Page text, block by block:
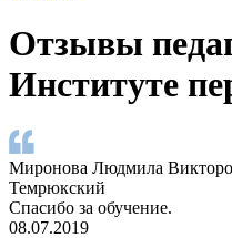
Отзывы
Институте
Миронова Людмила
Темрюкский
Спасибо за обучение.
08.07.2019